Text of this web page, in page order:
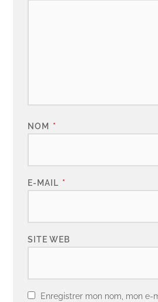
NOM *
E-MAIL *
SITE WEB
Enregistrer mon nom, mon e-